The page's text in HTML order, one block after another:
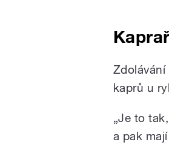
kaprů u
„Je to
a pak